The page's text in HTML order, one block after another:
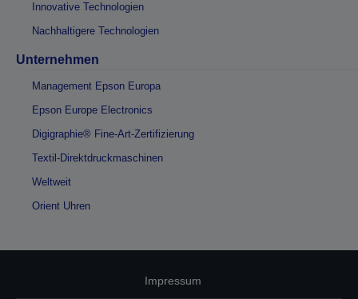
Innovative Technologien
Nachhaltigere Technologien
Unternehmen
Management Epson Europa
Epson Europe Electronics
Digigraphie® Fine-Art-Zertifizierung
Textil-Direktdruckmaschinen
Weltweit
Orient Uhren
Impressum